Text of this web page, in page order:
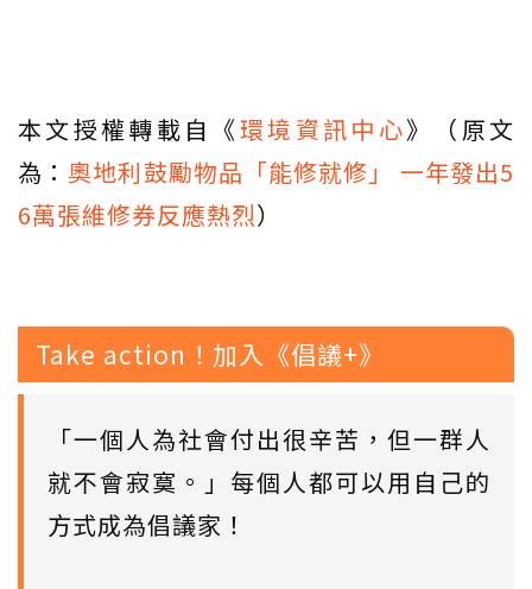
本文授權轉載自《環境資訊中心》（原文
為： 奧地利鼓勵物品「能修就修」 一年發出5
6萬張維修券反應熱烈）
Take action！加入《倡議+》
「一個人為社會付出很辛苦，但一群人
就不會寂寞。」每個人都可以用自己的
方式成為倡議家！